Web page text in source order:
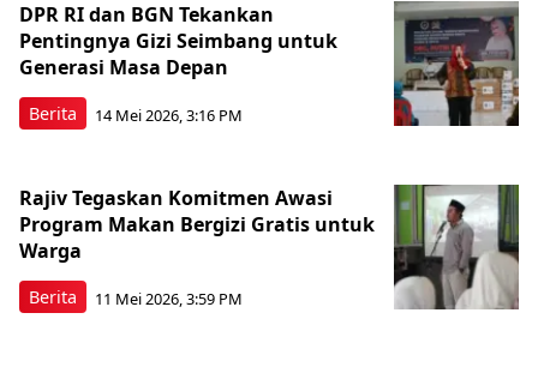
Berita
DPR RI dan BGN Tekankan
Pentingnya Gizi Seimbang untuk
Generasi Masa Depan
14 Mei 2026, 3:16 PM
Berita
Rajiv Tegaskan Komitmen Awasi
Program Makan Bergizi Gratis untuk
Warga
11 Mei 2026, 3:59 PM